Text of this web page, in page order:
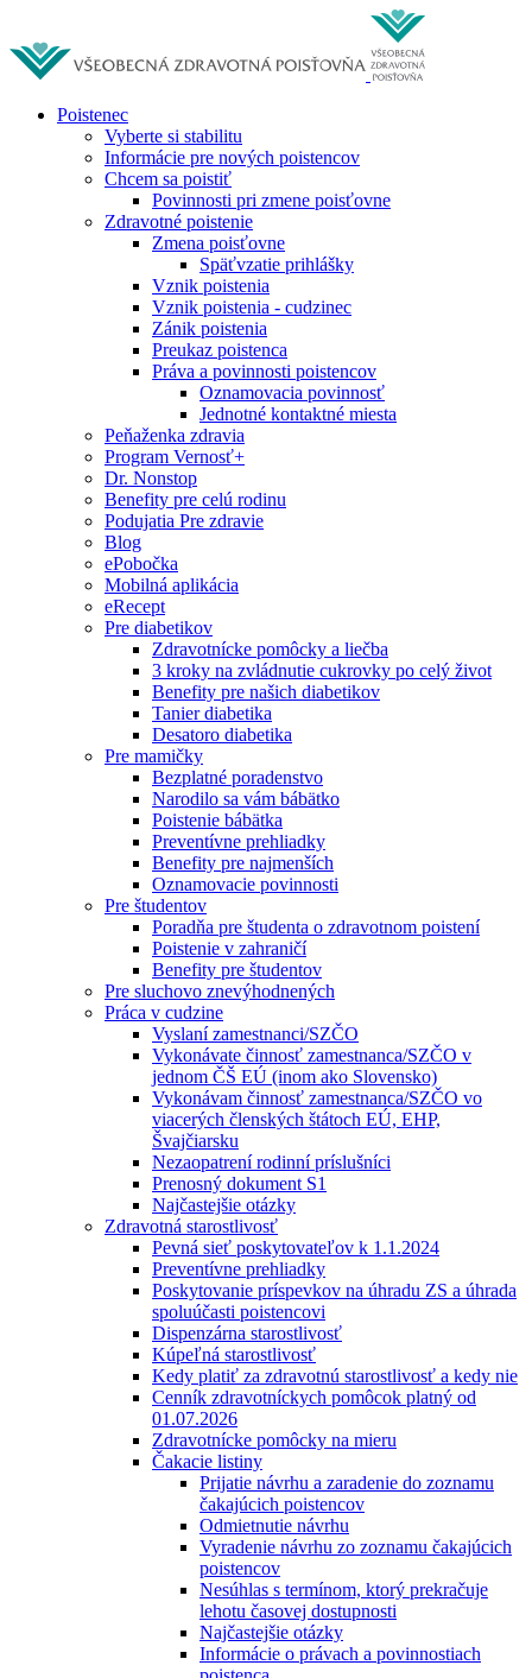
Poistenec
Vyberte si stabilitu
Informácie pre nových poistencov
Chcem sa poistiť
Povinnosti pri zmene poisťovne
Zdravotné poistenie
Zmena poisťovne
Späťvzatie prihlášky
Vznik poistenia
Vznik poistenia - cudzinec
Zánik poistenia
Preukaz poistenca
Práva a povinnosti poistencov
Oznamovacia povinnosť
Jednotné kontaktné miesta
Peňaženka zdravia
Program Vernosť+
Dr. Nonstop
Benefity pre celú rodinu
Podujatia Pre zdravie
Blog
ePobočka
Mobilná aplikácia
eRecept
Pre diabetikov
Zdravotnícke pomôcky a liečba
3 kroky na zvládnutie cukrovky po celý život
Benefity pre našich diabetikov
Tanier diabetika
Desatoro diabetika
Pre mamičky
Bezplatné poradenstvo
Narodilo sa vám bábätko
Poistenie bábätka
Preventívne prehliadky
Benefity pre najmenších
Oznamovacie povinnosti
Pre študentov
Poradňa pre študenta o zdravotnom poistení
Poistenie v zahraničí
Benefity pre študentov
Pre sluchovo znevýhodnených
Práca v cudzine
Vyslaní zamestnanci/SZČO
Vykonávate činnosť zamestnanca/SZČO v
jednom ČŠ EÚ (inom ako Slovensko)
Vykonávam činnosť zamestnanca/SZČO vo
viacerých členských štátoch EÚ, EHP,
Švajčiarsku
Nezaopatrení rodinní príslušníci
Prenosný dokument S1
Najčastejšie otázky
Zdravotná starostlivosť
Pevná sieť poskytovateľov k 1.1.2024
Preventívne prehliadky
Poskytovanie príspevkov na úhradu ZS a úhrada
spoluúčasti poistencovi
Dispenzárna starostlivosť
Kúpeľná starostlivosť
Kedy platiť za zdravotnú starostlivosť a kedy nie
Cenník zdravotníckych pomôcok platný od
01.07.2026
Zdravotnícke pomôcky na mieru
Čakacie listiny
Prijatie návrhu a zaradenie do zoznamu
čakajúcich poistencov
Odmietnutie návrhu
Vyradenie návrhu zo zoznamu čakajúcich
poistencov
Nesúhlas s termínom, ktorý prekračuje
lehotu časovej dostupnosti
Najčastejšie otázky
Informácie o právach a povinnostiach